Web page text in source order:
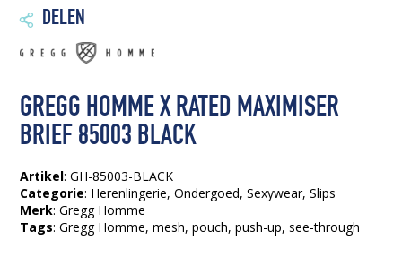
 DELEN
GREGG HOMME X RATED MAXIMISER
BRIEF 85003 BLACK
Artikel: GH-85003-BLACK
Categorie: Herenlingerie,Ondergoed,Sexywear,Slips
Merk: Gregg Homme
Tags:Gregg Homme, mesh, pouch, push-up, see-through